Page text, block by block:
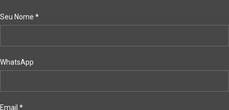
Seu Nome *
WhatsApp
Email *